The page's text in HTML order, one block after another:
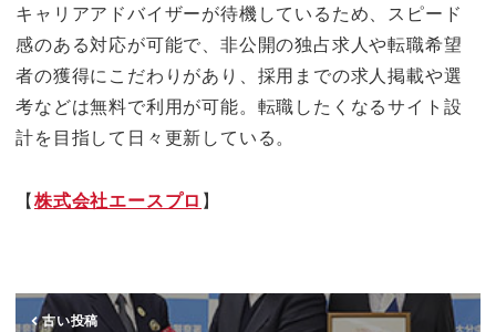
キャリアアドバイザーが待機しているため、スピード
感のある対応が可能で、非公開の独占求人や転職希望
者の獲得にこだわりがあり、採用までの求人掲載や選
考などは無料で利用が可能。転職したくなるサイト設
計を目指して日々更新している。
【株式会社エースプロ 】
古い投稿